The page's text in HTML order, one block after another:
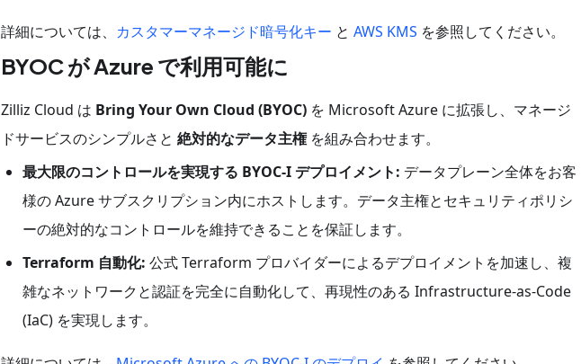
詳細については、 カスタマーマネージド暗号化キー とAWS KMS を参照してください。
BYOC が Azure で利用可能に
Zilliz Cloud は Bring Your Own Cloud (BYOC) を Microsoft Azure に拡張し、マネージ
ドサービスのシンプルさと絶対的なデータ主権を組み合わせます。
最大限のコントロールを実現する BYOC-I デプロイメント: データプレーン全体をお客
様の Azure サブスクリプション内にホストします。データ主権とセキュリティポリシ
ーの絶対的なコントロールを維持できることを保証します。
Terraform 自動化: 公式 Terraform プロバイダーによるデプロイメントを加速し、複
雑なネットワークと認証を完全に自動化して、再現性のある Infrastructure-as-Code
(IaC) を実現します。